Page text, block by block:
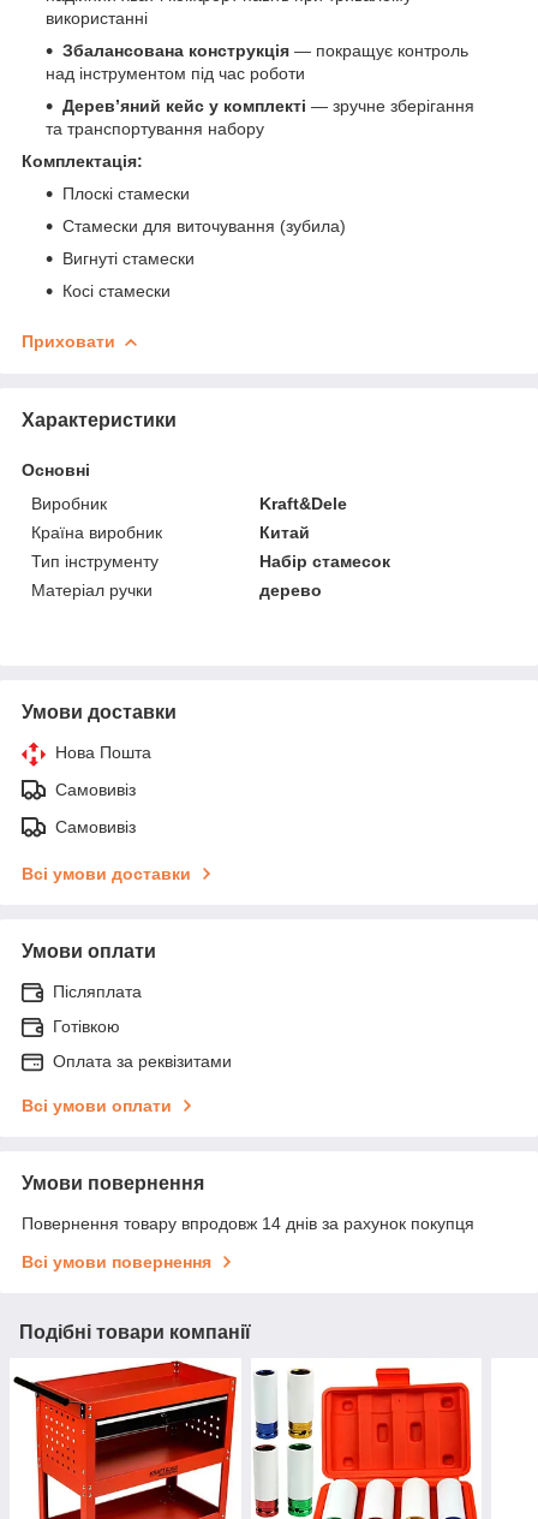
використанні
Збалансована конструкція — покращує контроль
над інструментом під час роботи
Дерев’яний кейс у комплекті — зручне зберігання
та транспортування набору
Комплектація:
Плоскі стамески
Стамески для виточування (зубила)
Вигнуті стамески
Косі стамески
Приховати
Характеристики
Основні
Виробник
Kraft&Dele
Країна виробник
Китай
Тип інструменту
Набір стамесок
Матеріал ручки
дерево
Умови доставки
Нова Пошта
Самовивіз
Самовивіз
Всі умови доставки
Умови оплати
Післяплата
Готівкою
Оплата за реквізитами
Всі умови оплати
Умови повернення
Повернення товару впродовж 14 днів за рахунок покупця
Всі умови повернення
Подібні товари компанії